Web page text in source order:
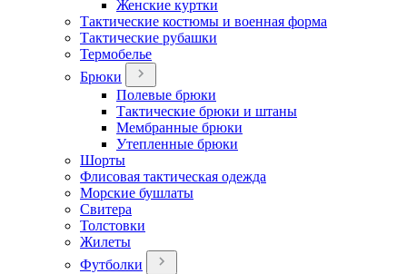
Женские куртки
Тактические костюмы и военная форма
Тактические рубашки
Термобелье
Брюки
Полевые брюки
Тактические брюки и штаны
Мембранные брюки
Утепленные брюки
Шорты
Флисовая тактическая одежда
Морские бушлаты
Свитера
Толстовки
Жилеты
Футболки